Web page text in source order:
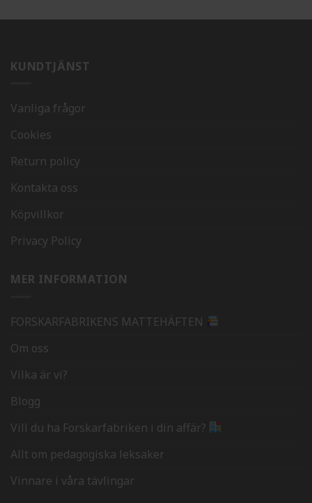
KUNDTJÄNST
Vanliga frågor
Cookies
Return policy
Kontakta oss
Köpvillkor
Privacy Policy
MER INFORMATION
FORSKARFABRIKENS MATTEHÄFTEN
Om oss
Vilka är vi?
Blogg
Vill du ha Forskarfabriken i din affär?
Allt om pedagogiska leksaker
Vinnare i våra tävlingar